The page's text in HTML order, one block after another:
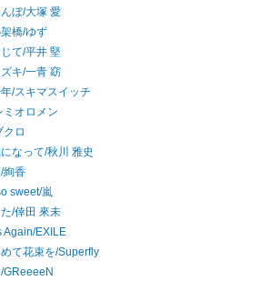
ぼ/大塚 愛
橋/ゆず
て/平井 堅
キ/一青 窈
/スキマスイッチ
ミオロメン
クロ
なって/秋川 雅史
絢香
sweet/嵐
/倖田 來未
Again/EXILE
て花束を/Superfly
GReeeeN